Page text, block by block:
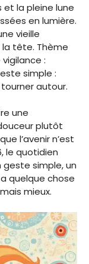
et la pleine lune
en lumière.
vieille
la tête. Thème
:
simple :
autour.
une
plutôt
l’avenir n’est
le quotidien
geste simple, un
quelque chose
mieux.